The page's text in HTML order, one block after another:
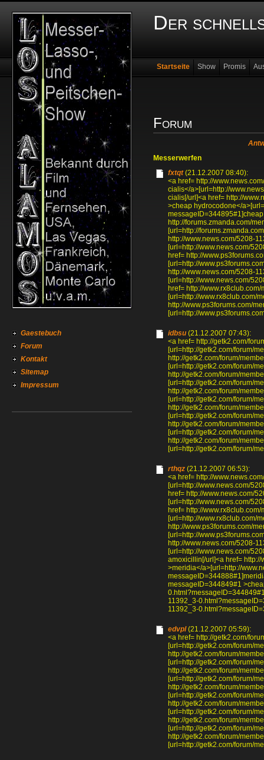
Der
Gaestebuch
Forum
Kontakt
Sitemap
Impressum
Startseite Show Promis
Forum
Messerwerfen
fxtqt(21.12.2007 08:40):
<a href= http://
cialis</a>[url=http://
cialis[/url]<a href= http://
>cheap hydrocodone</
http://forums.zmanda.com/
[url=http://
http://www.news.com/5208-
[url=http://www.news.com/
href= http://
[url=http://
http://www.news.com/5208-
[url=http://www.news.com/
href= http://
[url=http://www.rx8club.com/
http://www.ps3forums.com/
[url=http://
idbsu (21.12.2007 07:43):
<a href= http://getk2.com/
[url=http://getk2.com/forum/
http://getk2.com/forum/
[url=http://getk2.com/forum/
http://getk2.com/forum/
[url=http://getk2.com/forum/
http://getk2.com/forum/
[url=http://getk2.com/forum/
http://getk2.com/forum/
[url=http://getk2.com/forum/
http://getk2.com/forum/
[url=http://getk2.com/forum/
http://getk2.com/forum/
[url=http://getk2.com/forum/
rthqz (21.12.2007 06:53):
<a href= http://
[url=http://www.news.com/
href= http://www.news.com/
[url=http://www.news.com/
href= http://
[url=http://www.rx8club.com/
http://www.ps3forums.com/
[url=http://
http://www.news.com/5208-
[url=http://www.news.com/
amoxicillin[/url]<a href=
>meridia</a>[url=http://
messageID=344849#1
11392_3-
11392_3-
edvpl(21.12.2007 05:59):
<a href= http://getk2.com/
[url=http://getk2.com/forum/
http://getk2.com/forum/
[url=http://getk2.com/forum/
http://getk2.com/forum/
[url=http://getk2.com/forum/
http://getk2.com/forum/
[url=http://getk2.com/forum/
http://getk2.com/forum/
[url=http://getk2.com/forum/
http://getk2.com/forum/
[url=http://getk2.com/forum/
http://getk2.com/forum/
[url=http://getk2.com/forum/